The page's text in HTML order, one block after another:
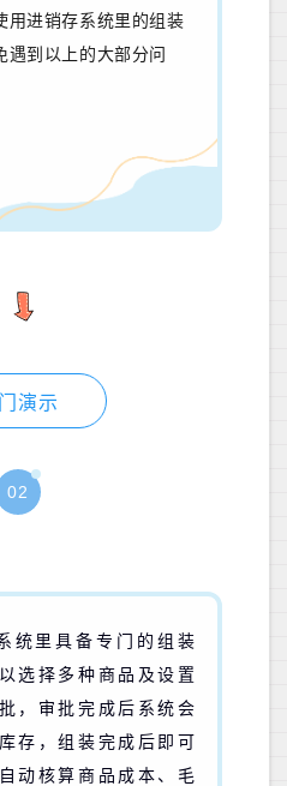
用进销存系统里的组装
遇到以上的大部分问
门演示
02
统里具备专门的组装
选择多种商品及设置
，审批完成后系统会
存，组装完成后即可
动核算商品成本、毛